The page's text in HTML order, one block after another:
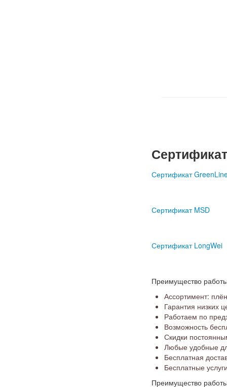
Сертификат
Сертификат MSD
Сертификат LongWei
Преимущество
Ассортимент:
Гарантия низких
Работаем по
Возможность
Скидки
Любые удобные
Бесплатная
Бесплатные
Преимущество